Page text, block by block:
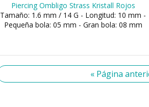
Piercing Ombligo Strass Kristall Rojos
Tamaño: 1.6 mm / 14 G - Longitud: 10 mm -
Pequeña bola: 05 mm - Gran bola: 08 mm
« Página